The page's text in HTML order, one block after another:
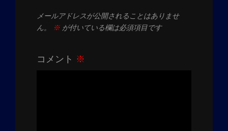
メールアドレスが公開されることはありませ
ん。
※が付いている欄は必須項目です
コメント ※